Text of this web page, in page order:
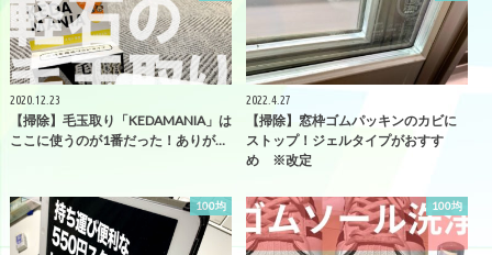
2020.12.23
【掃除】毛玉取り「KEDAMANIA」は
ここに使うのが1番だった！ありが…
2022.4.27
【掃除】窓枠ゴムパッキンのカビに
ストップ！ジェルタイプがおすす
め ※改定
100均 100均